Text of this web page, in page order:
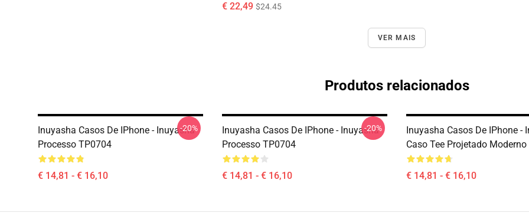
€ 22,49 $24.45
VER MAIS
Produtos relacionados
Inuyasha Casos De IPhone - Inuyasha
Processo TP0704
€ 14,81 - € 16,10
-20%
Inuyasha Casos De IPhone - Inuyasha
Processo TP0704
€ 14,81 - € 16,10
-20%
Inuyasha Casos De IPhone -
Caso Tee Projetado
€ 14,81 - € 16,10